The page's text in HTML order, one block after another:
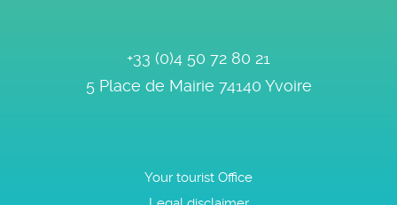
+33 (0)4 50 72 80 21
5 Place de Mairie 74140 Yvoire
Your tourist Office